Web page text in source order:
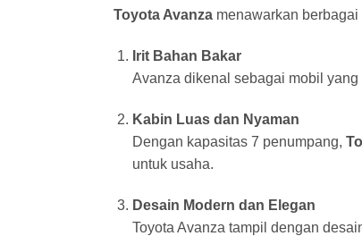
Toyota Avanza menawarkan
Irit Bahan Bakar
Avanza dikenal sebagai mobil
Kabin Luas dan Nyaman
Dengan kapasitas 7 penumpang,
untuk usaha.
Desain Modern dan Elegan
Toyota Avanza tampil dengan